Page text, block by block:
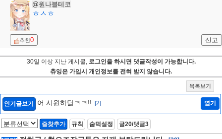
@원나블테코
ㅎㅅㅎ
추천0 신고
30일 이상 지난 게시물, 로그인을 하시면 댓글작성이 가능합니다.
츄잉은 가입시 개인정보를 전혀 받지 않습니다.
목록보기
인기글보기 어 시원하닼ㅋㅋ!! [2] 열기
즐찾추가 규칙 숨덕설정 글20/댓글3